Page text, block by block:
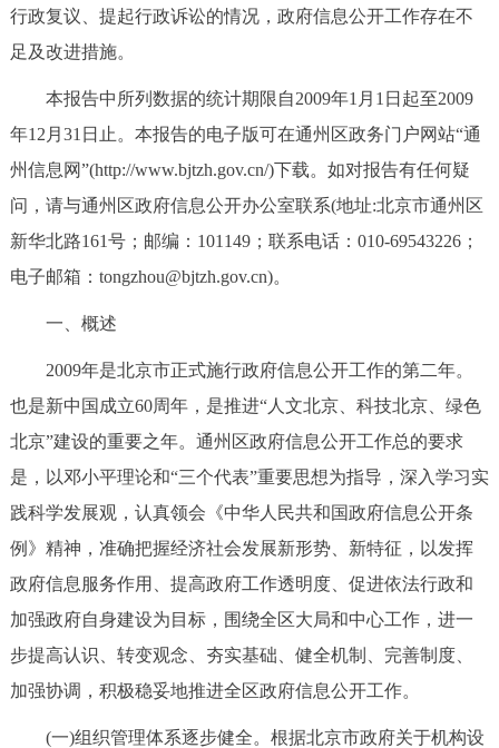
个人服务
便民服务 利企服务 投资项目
中介服务 阳光政务
政民互动
12345网上接诉即办 我要咨询
参与调查 在线访谈 图说互动
走进北京
北京概况 十六区概览 人文北京
绿色北京 图说北京 视频北京
多语种
ENGLISH 한국어 日本語
行政复议、提起行政诉讼的情况，政府信息公开工作存在不
足及改进措施。
本报告中所列数据的统计期限自2009年1月1日起至2009
年12月31日止。本报告的电子版可在通州区政务门户网站“通
州信息网”(http://www.bjtzh.gov.cn/)下载。如对报告有任何疑
问，请与通州区政府信息公开办公室联系(地址:北京市通州区
新华北路161号；邮编：101149；联系电话：010-69543226；
电子邮箱：tongzhou@bjtzh.gov.cn)。
一、概述
2009年是北京市正式施行政府信息公开工作的第二年。
也是新中国成立60周年，是推进“人文北京、科技北京、绿色
北京”建设的重要之年。通州区政府信息公开工作总的要求
是，以邓小平理论和“三个代表”重要思想为指导，深入学习实
践科学发展观，认真领会《中华人民共和国政府信息公开条
例》精神，准确把握经济社会发展新形势、新特征，以发挥
政府信息服务作用、提高政府工作透明度、促进依法行政和
加强政府自身建设为目标，围绕全区大局和中心工作，进一
步提高认识、转变观念、夯实基础、健全机制、完善制度、
加强协调，积极稳妥地推进全区政府信息公开工作。
(一)组织管理体系逐步健全。根据北京市政府关于机构设